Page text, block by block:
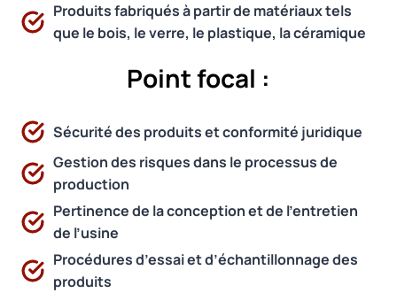
Produits fabriqués à partir de matériaux tels
que le bois, le verre, le plastique, la céramique
Point focal :
Sécurité des produits et conformité juridique
Gestion des risques dans le processus de
production
Pertinence de la conception et de l’entretien
de l’usine
Procédures d’essai et d’échantillonnage des
produits